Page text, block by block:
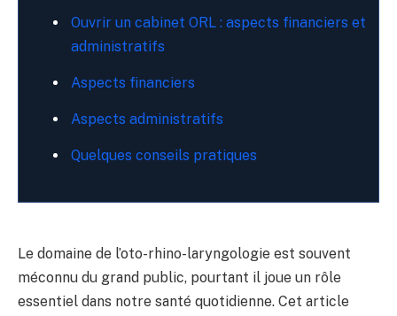
Ouvrir un cabinet ORL : aspects financiers et
administratifs
Aspects financiers
Aspects administratifs
Quelques conseils pratiques
Le domaine de l’oto-rhino-laryngologie est souvent
méconnu du grand public, pourtant il joue un rôle
essentiel dans notre santé quotidienne. Cet article